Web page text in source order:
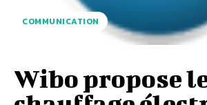
COMMUNICATION
Wibo propose